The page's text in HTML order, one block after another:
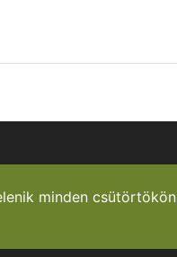
minden csütörtökön